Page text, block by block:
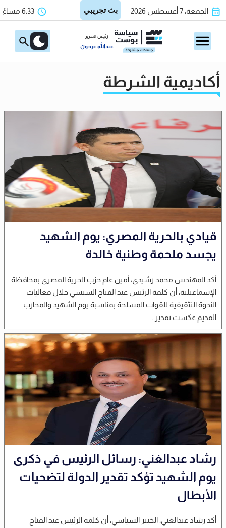
الجمعة، 7 أغسطس 2026 6:33 مساءً
رئيس التحرير
عبدالله عرجون
أكاديمية الشرطة
قيادي بالحرية المصري: يوم الشهيد
يجسد ملحمة وطنية خالدة
أكد المهندس محمد رشيدي، أمين عام حزب الحرية المصري بمحافظة
الإسماعيلية، أن كلمة الرئيس عبد الفتاح السيسي خلال فعاليات
الندوة التثقيفية للقوات المسلحة بمناسبة يوم الشهيد والمحارب
القديم عكست تقدير...
رشاد عبدالغني: رسائل الرئيس في ذكرى
يوم الشهيد تؤكد تقدير الدولة لتضحيات
الأبطال
أكد رشاد عبدالغني، الخبير السياسي، أن كلمة الرئيس عبد الفتاح